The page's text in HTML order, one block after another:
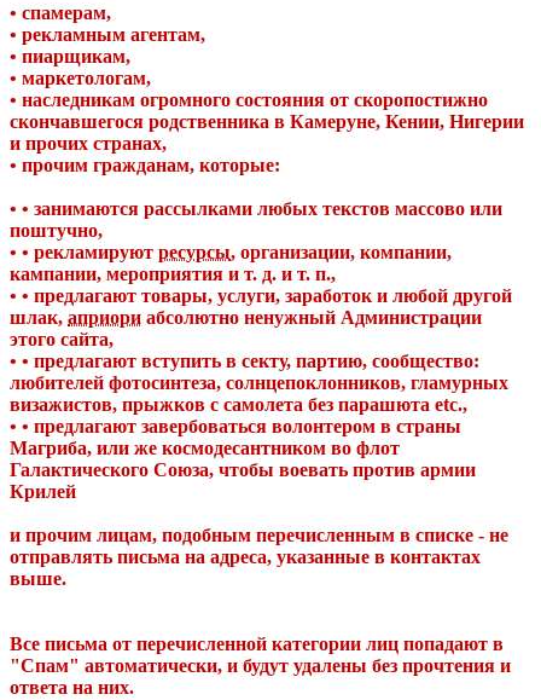
• спамерам,
• рекламным агентам,
• пиарщикам,
• маркетологам,
• наследникам огромного состояния от скоропостижно
скончавшегося родственника в Камеруне, Кении, Нигерии
и прочих странах,
• прочим гражданам, которые:
• • занимаются рассылками любых текстов массово или
поштучно,
• • рекламируют ресурсы, организации, компании,
кампании, мероприятия и т. д. и т. п.,
• • предлагают товары, услуги, заработок и любой другой
шлак, априори абсолютно ненужный Администрации
этого сайта,
• • предлагают вступить в секту, партию, сообщество:
любителей фотосинтеза, солнцепоклонников, гламурных
визажистов, прыжков с самолета без парашюта etc.,
• • предлагают завербоваться волонтером в страны
Магриба, или же космодесантником во флот
Галактического Союза, чтобы воевать против армии
Крилей
и прочим лицам, подобным перечисленным в списке - не
отправлять письма на адреса, указанные в контактах
выше.
Все письма от перечисленной категории лиц попадают в
"Спам" автоматически, и будут удалены без прочтения и
ответа на них.